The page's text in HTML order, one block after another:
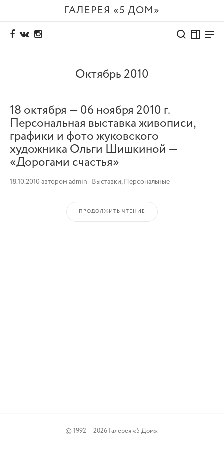
ГАЛЕРЕЯ «5 ДОМ»
Октябрь 2010
18 октября — 06 ноября 2010 г.
Персональная выставка живописи,
графики и фото жуковского
художника Ольги Шишкиной —
«Дорогами счастья»
18.10.2010 автором admin -Выставки,Персональные
ПРОДОЛЖИТЬ ЧТЕНИЕ
© 1992 — 2026 Галерея «5 Дом».